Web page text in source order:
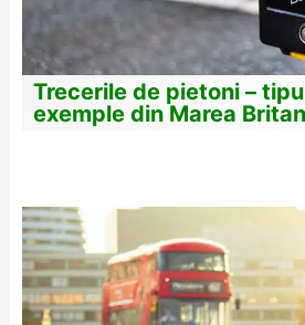
Trecerile de pietoni –
exemple din Marea